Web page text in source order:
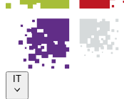
IT